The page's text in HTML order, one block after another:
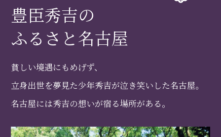
豊臣秀吉の
ふるさと名古屋
貧しい境遇にもめげず、
立身出世を夢見た少年秀吉が泣き笑いした名古屋。
名古屋には秀吉の想いが宿る場所がある。